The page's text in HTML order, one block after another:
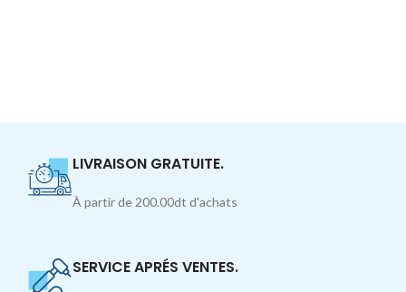
LIVRAISON GRATUITE.
À partir de 200.00dt d'achats
SERVICE APRÉS VENTES.